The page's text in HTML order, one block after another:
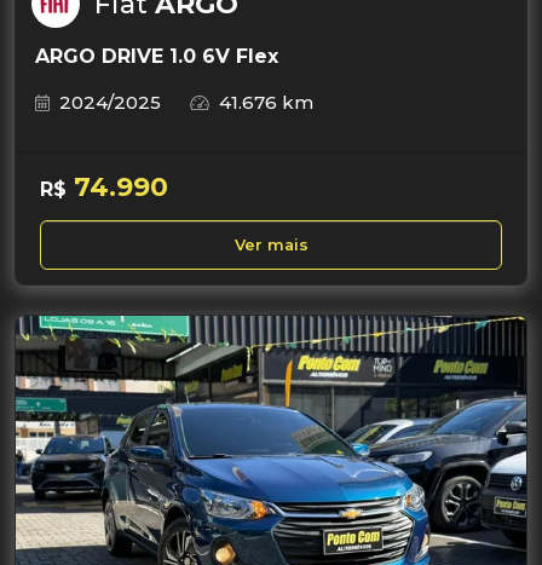
ARGO DRIVE 1.0 6V Flex
2024/2025
41.676 km
R$ 74.990
Ver mais